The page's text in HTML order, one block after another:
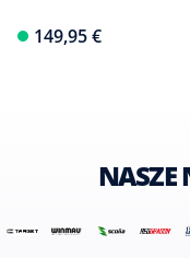
149,95 €
NASZE